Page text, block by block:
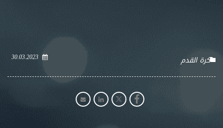
30.03.2023 كرة القدم